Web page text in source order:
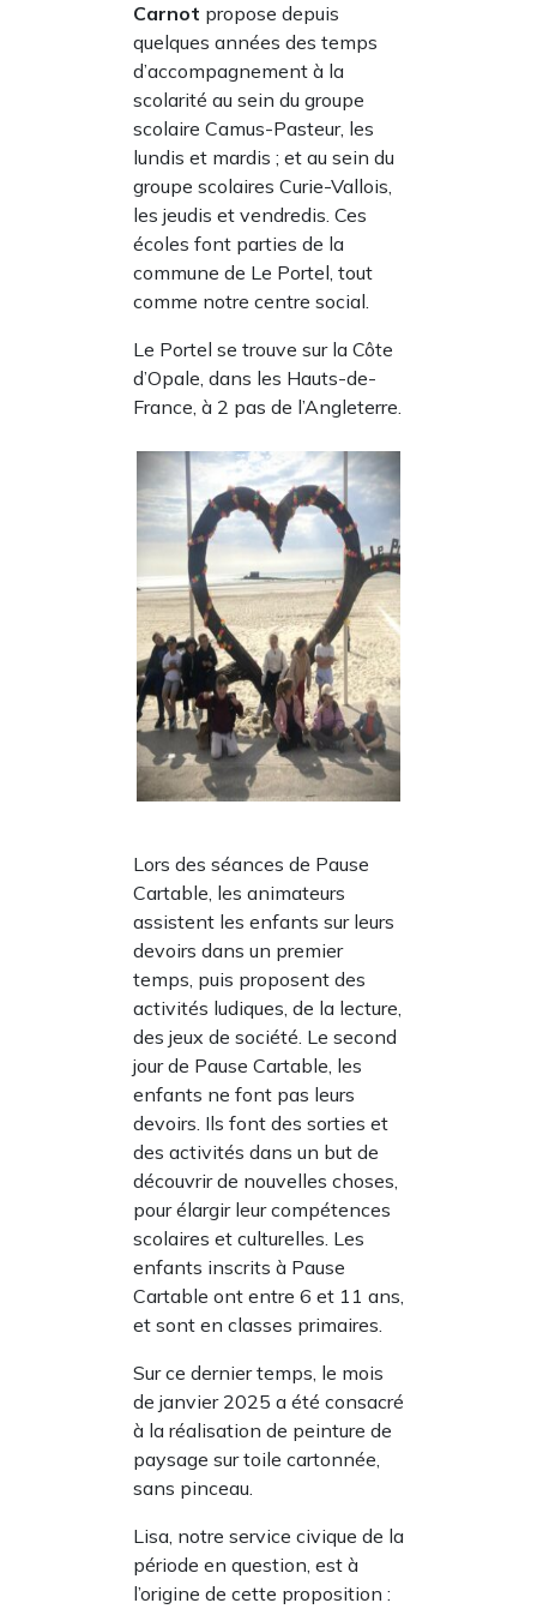
Carnot propose depuis
quelques années des temps
d’accompagnement à la
scolarité au sein du groupe
scolaire Camus-Pasteur, les
lundis et mardis ; et au sein du
groupe scolaires Curie-Vallois,
les jeudis et vendredis. Ces
écoles font parties de la
commune de Le Portel, tout
comme notre centre social.
Le Portel se trouve sur la Côte
d’Opale, dans les Hauts-de-
France, à 2 pas de l’Angleterre.
Lors des séances de Pause
Cartable, les animateurs
assistent les enfants sur leurs
devoirs dans un premier
temps, puis proposent des
activités ludiques, de la lecture,
des jeux de société. Le second
jour de Pause Cartable, les
enfants ne font pas leurs
devoirs. Ils font des sorties et
des activités dans un but de
découvrir de nouvelles choses,
pour élargir leur compétences
scolaires et culturelles. Les
enfants inscrits à Pause
Cartable ont entre 6 et 11 ans,
et sont en classes primaires.
Sur ce dernier temps, le mois
de janvier 2025 a été consacré
à la réalisation de peinture de
paysage sur toile cartonnée,
sans pinceau.
Lisa, notre service civique de la
période en question, est à
l’origine de cette proposition :